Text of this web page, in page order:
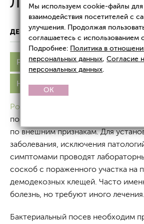
ДЕРМАТОЛОГИЯ ЛЕЧЕНИЕ
Розацеа Причины
На лице Лечение
Розацеа
поэтому диагноз врач-дерматолог
по внешним признакам. Для
заболевания, исключения
симптомами проводят
соскоб с пораженного участка на
демодекозных клещей. Часто
болезнь, но требуют иного лечения.
Бактериальный посев необходим
Мы используем cookie-файлы для
взаимодействия посетителей с
улучшения. Продолжая
соглашаетесь с использованием
Подробнее: Политика в
персональных данных,Согласие
персональных данных.
OK